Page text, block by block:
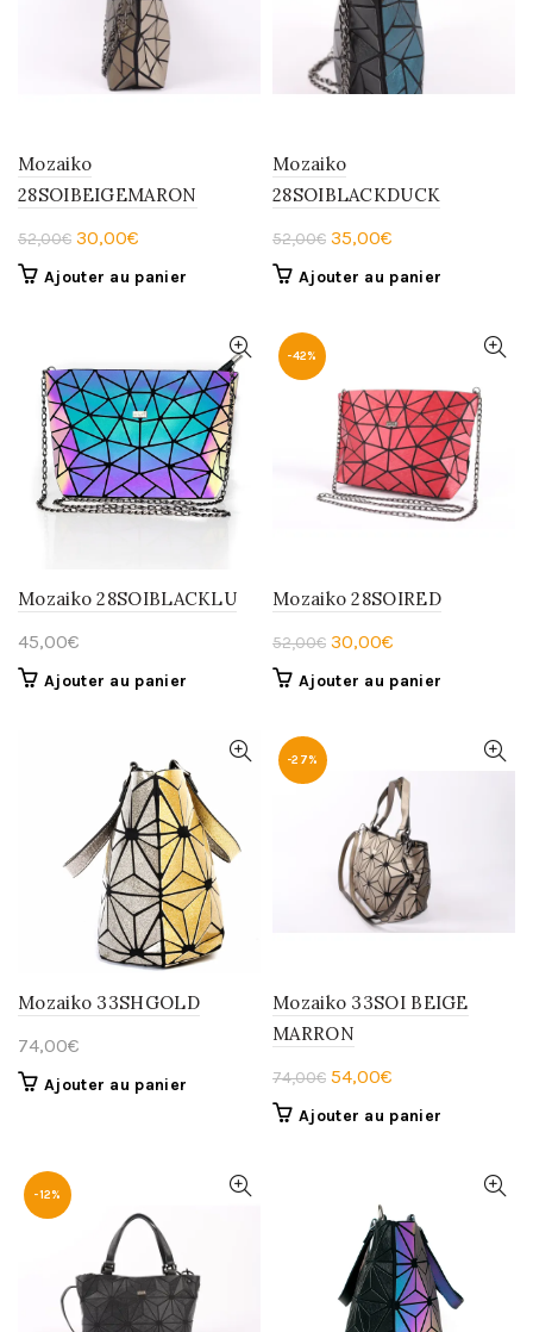
Mozaiko
28SOIBEIGEMARON
52,00€ Le
prix
30,00€
prix
Ajouter au panier
Mozaiko
28SOIBLACKDUCK
52,00€ Le
prix
35,00€
prix
Ajouter au panier
Mozaiko 28SOIBLACKLU
45,00€
Ajouter au panier
-42%
Mozaiko 28SOIRED
52,00€ Le
prix
30,00€
prix
Ajouter au panier
Mozaiko 33SHGOLD
74,00€
Ajouter au panier
-27%
Mozaiko 33SOI BEIGE
MARRON
74,00€ Le
prix
54,00€
prix
Ajouter au panier
-12%